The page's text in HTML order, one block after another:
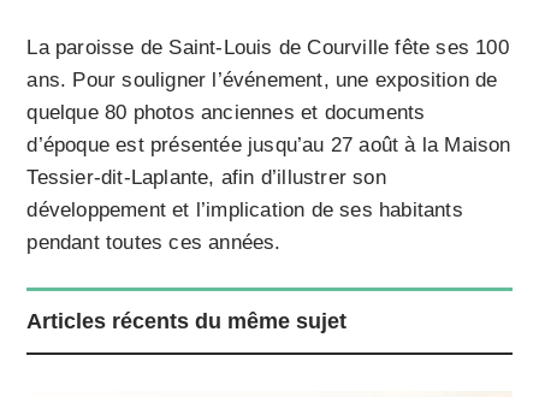
La paroisse de Saint-Louis de Courville fête ses 100
ans. Pour souligner l’événement, une exposition de
quelque 80 photos anciennes et documents
d’époque est présentée jusqu’au 27 août à la Maison
Tessier-dit-Laplante, afin d’illustrer son
développement et l’implication de ses habitants
pendant toutes ces années.
Articles récents du même sujet